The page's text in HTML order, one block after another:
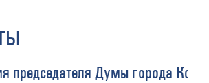
председателя Думы города